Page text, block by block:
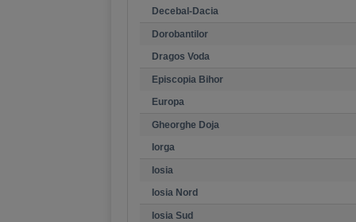
Decebal-Dacia
Dorobantilor
Dragos Voda
Episcopia Bihor
Europa
Gheorghe Doja
Iorga
Iosia
Iosia Nord
Iosia Sud